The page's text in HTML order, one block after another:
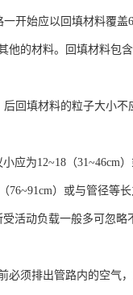
开始应以回填材料覆
的材料。回填材料包
回填材料的粒子大小
应为12~18（31~46cm
）或与管径等
活动负载一般多可忽略
必须排出管路内的空气，